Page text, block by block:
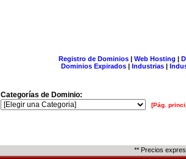
Registro de Dominios| Web Hosting |
Dominios Expirados | Industrias |
Categorías de Dominio:
[Pág.
** Precios